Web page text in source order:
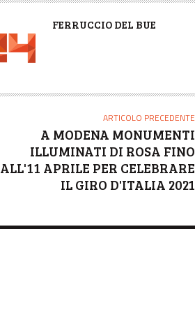
A
R
FERRUCCIO DEL BUE
ARTICOLO PRECEDENTE
A MODENA MONUMENTI
ILLUMINATI DI ROSA FINO
ALL'11 APRILE PER CELEBRARE
IL GIRO D'ITALIA 2021